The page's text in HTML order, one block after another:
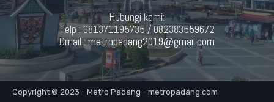
Hubungi kami:
Telp : 081371195735 / 082383559672
Gmail :metropadang2019@gmail.com
Copyright © 2023 - Metro Padang - metropadang.com